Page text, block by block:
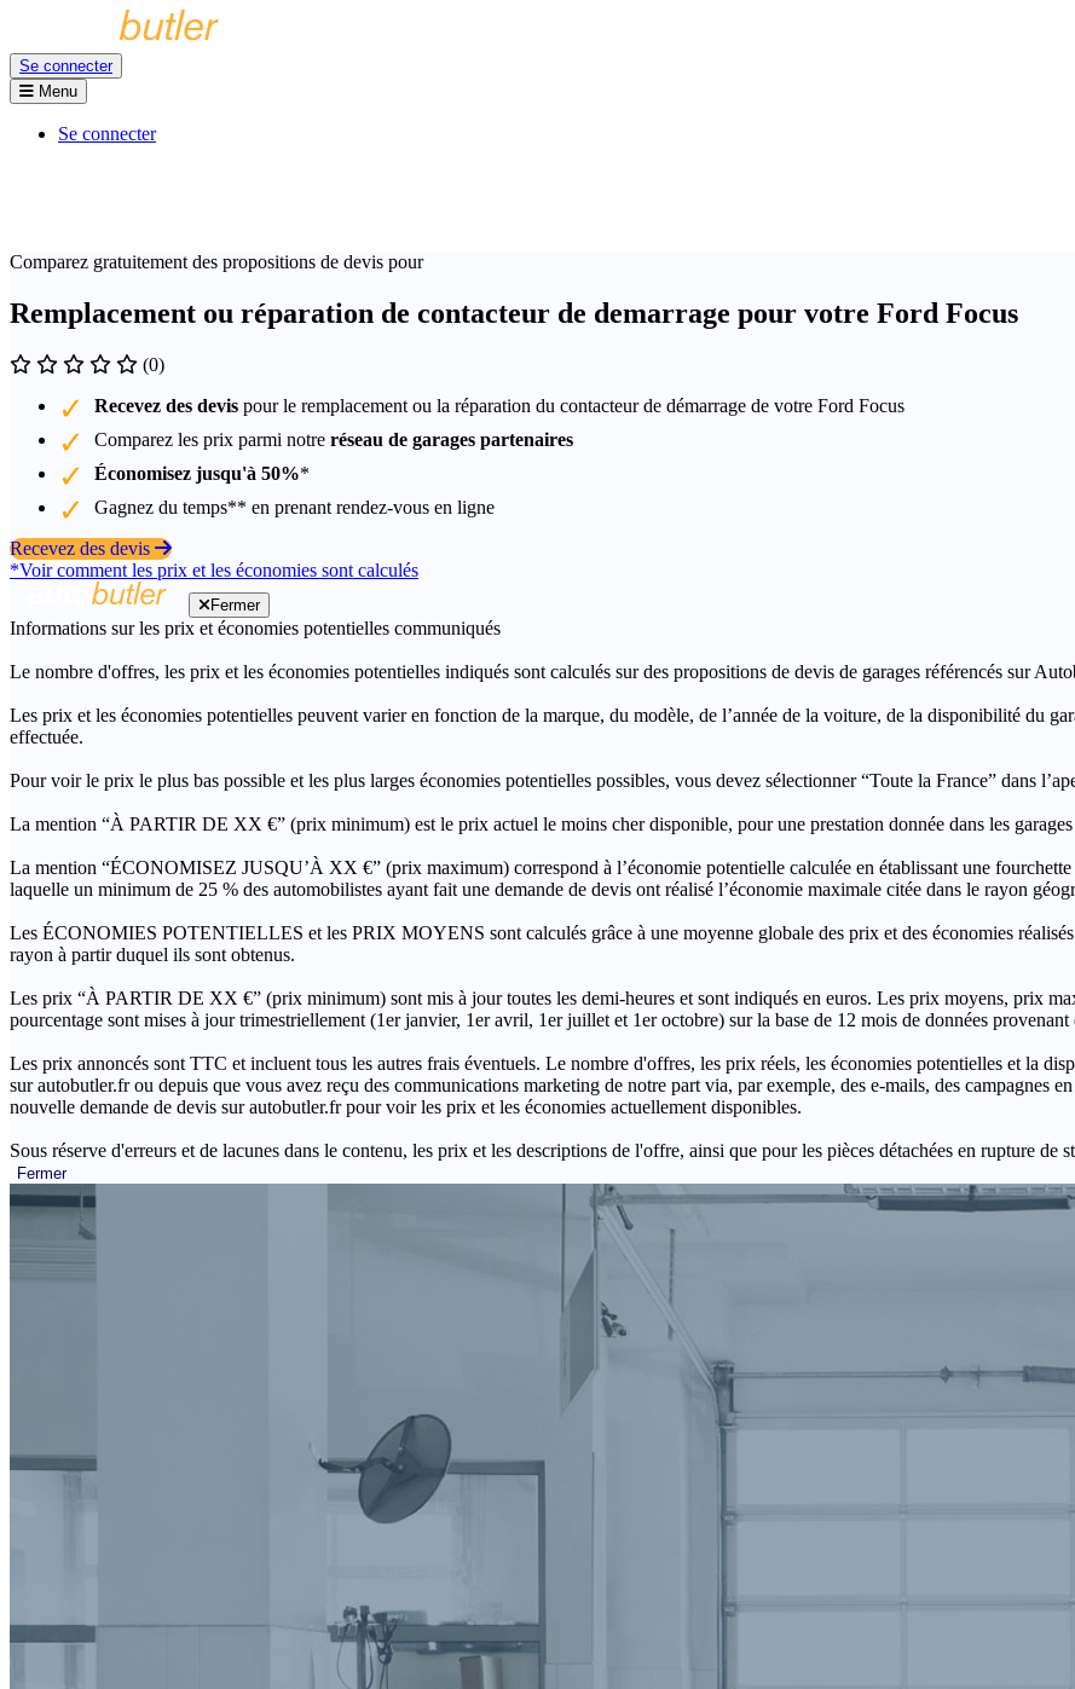
Se connecter
Menu
Se connecter
Comparez gratuitement des propositions de devis pour
Remplacement ou réparation de contacteur de demarrage pour votre Ford Focus
(0)
Recevez des devis pour le remplacement ou la réparation du contacteur de démarrage de votre Ford Focus
Comparez les prix parmi notre réseau de garages partenaires
Économisez jusqu'à 50%*
Gagnez du temps** en prenant rendez-vous en ligne
Recevez des devis
*Voir comment les prix et les économies sont calculés
Fermer
Informations sur les prix et économies potentielles communiqués
Le nombre d'offres, les prix et les économies potentielles indiqués sont calculés sur des propositions de devis de garages référencés sur
Les prix et les économies potentielles peuvent varier en fonction de la marque, du modèle, de l’année de la voiture, de la disponibilité du
effectuée.
Pour voir le prix le plus bas possible et les plus larges économies potentielles possibles, vous devez sélectionner “Toute la France” dans
La mention “À PARTIR DE XX €” (prix minimum) est le prix actuel le moins cher disponible, pour une prestation donnée dans les
La mention “ÉCONOMISEZ JUSQU’À XX €” (prix maximum) correspond à l’économie potentielle calculée en établissant une
laquelle un minimum de 25 % des automobilistes ayant fait une demande de devis ont réalisé l’économie maximale citée dans le rayon
Les ÉCONOMIES POTENTIELLES et les PRIX MOYENS sont calculés grâce à une moyenne globale des prix et des économies réalisés
rayon à partir duquel ils sont obtenus.
Les prix “À PARTIR DE XX €” (prix minimum) sont mis à jour toutes les demi-heures et sont indiqués en euros. Les prix moyens, prix
pourcentage sont mises à jour trimestriellement (1er janvier, 1er avril, 1er juillet et 1er octobre) sur la base de 12 mois de données
Les prix annoncés sont TTC et incluent tous les autres frais éventuels. Le nombre d'offres, les prix réels, les économies potentielles et la
sur autobutler.fr ou depuis que vous avez reçu des communications marketing de notre part via, par exemple, des e-mails, des campagnes
nouvelle demande de devis sur autobutler.fr pour voir les prix et les économies actuellement disponibles.
Sous réserve d'erreurs et de lacunes dans le contenu, les prix et les descriptions de l'offre, ainsi que pour les pièces détachées en rupture de
Fermer